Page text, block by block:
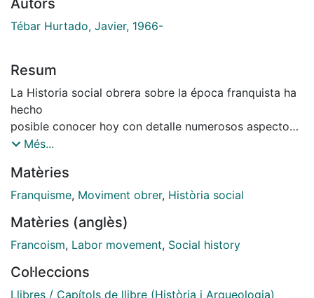
Tébar Hurtado, Javier, 1966-
Resum
La Historia social obrera sobre la época franquista ha
hecho
posible conocer hoy con detalle numerosos aspectos
relacionados
dictadura del
general Franco.
Més...
Matèries
Franquisme, Moviment obrer, Història social
Matèries (anglès)
Francoism, Labor movement, Social history
Col·leccions
Llibres / Capítols de llibre (Història i Arqueologia)